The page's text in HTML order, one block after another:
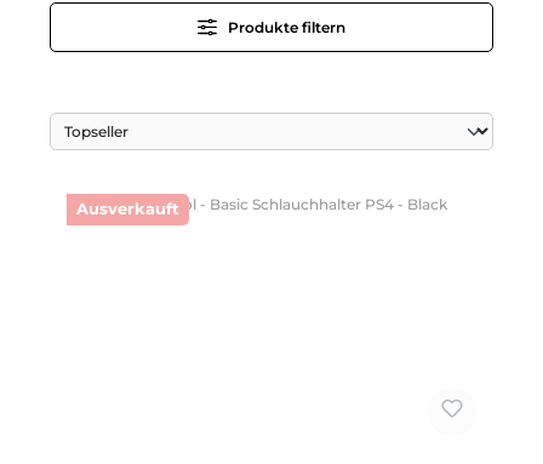
Produkte filtern
Ausverkauft